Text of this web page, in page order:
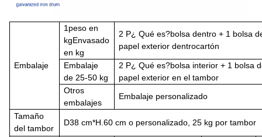
Embalaje
1 peso en
kgEnvasado
en kg
2 P¿ Qué es?bolsa dentro + 1 bolsa
papel exterior dentrocartón
Embalaje
de 25-50 kg
2 P¿ Qué es?bolsa interior + 1 bolsa
papel exterior en el tambor
Otros
embalajes
Embalaje personalizado
Tamaño
del tambor
D38 cm*H.60 cm o personalizado, 25 kg por tambor